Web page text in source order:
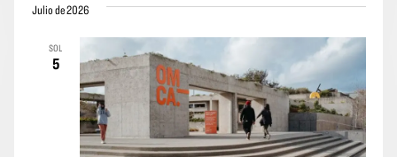
Julio de 2026
SOL
5